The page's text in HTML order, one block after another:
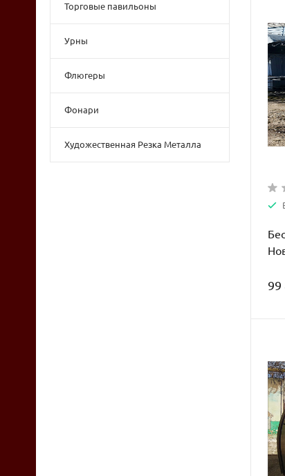
Торговые павильоны
Урны
Флюгеры
Фонари
Художественная Резка Металла
99